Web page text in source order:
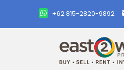
+62 815-2820-9892